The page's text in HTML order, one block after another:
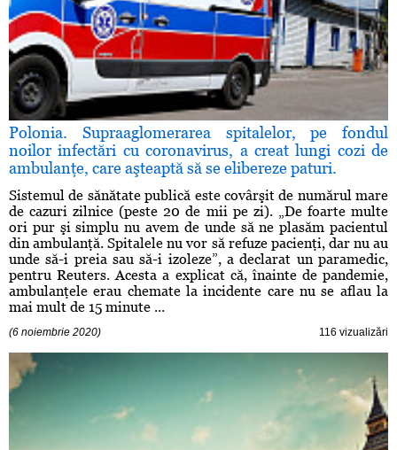
Polonia. Supraaglomerarea spitalelor, pe fondul
noilor infectări cu coronavirus, a creat lungi cozi de
ambulanţe, care aşteaptă să se elibereze paturi.
Sistemul de sănătate publică este covârşit de numărul mare
de cazuri zilnice (peste 20 de mii pe zi). „De foarte multe
ori pur şi simplu nu avem de unde să ne plasăm pacientul
din ambulanţă. Spitalele nu vor să refuze pacienţi, dar nu au
unde să-i preia sau să-i izoleze”, a declarat un paramedic,
pentru Reuters. Acesta a explicat că, înainte de pandemie,
ambulanţele erau chemate la incidente care nu se aflau la
mai mult de 15 minute ...
(6 noiembrie 2020) 116 vizualizări